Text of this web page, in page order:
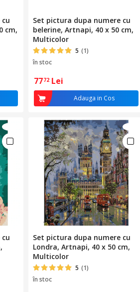
cm,
Set pictura dupa numere cu
belerine, Artnapi, 40 x 50 cm,
Multicolor
5 (1)
în stoc
7772 Lei
Adauga in Cos
Set pictura dupa numere cu
Londra, Artnapi, 40 x 50 cm,
Multicolor
5 (1)
în stoc